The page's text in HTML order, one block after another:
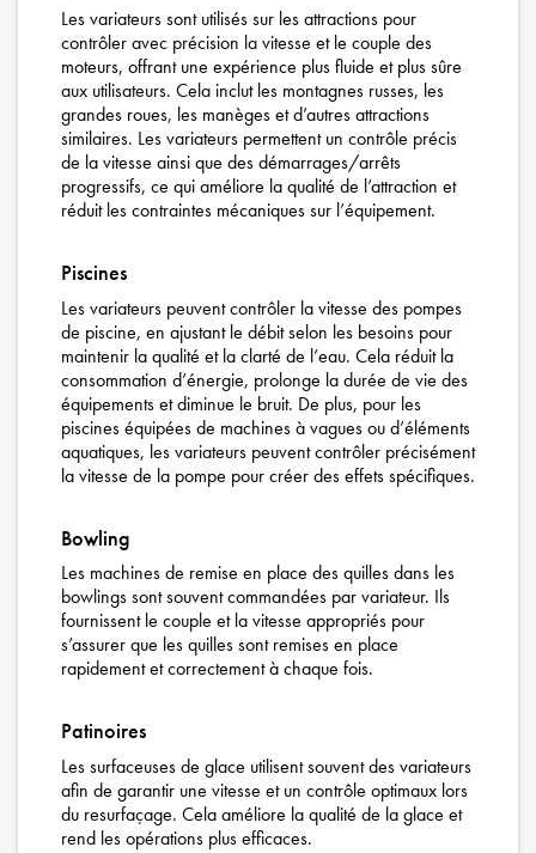
Les variateurs sont utilisés sur les attractions pour
contrôler avec précision la vitesse et le couple des
moteurs, offrant une expérience plus fluide et plus sûre
aux utilisateurs. Cela inclut les montagnes russes, les
grandes roues, les manèges et d’autres attractions
similaires. Les variateurs permettent un contrôle précis
de la vitesse ainsi que des démarrages/arrêts
progressifs, ce qui améliore la qualité de l’attraction et
réduit les contraintes mécaniques sur l’équipement.
Piscines
Les variateurs peuvent contrôler la vitesse des pompes
de piscine, en ajustant le débit selon les besoins pour
maintenir la qualité et la clarté de l’eau. Cela réduit la
consommation d’énergie, prolonge la durée de vie des
équipements et diminue le bruit. De plus, pour les
piscines équipées de machines à vagues ou d’éléments
aquatiques, les variateurs peuvent contrôler précisément
la vitesse de la pompe pour créer des effets spécifiques.
Bowling
Les machines de remise en place des quilles dans les
bowlings sont souvent commandées par variateur. Ils
fournissent le couple et la vitesse appropriés pour
s’assurer que les quilles sont remises en place
rapidement et correctement à chaque fois.
Patinoires
Les surfaceuses de glace utilisent souvent des variateurs
afin de garantir une vitesse et un contrôle optimaux lors
du resurfaçage. Cela améliore la qualité de la glace et
rend les opérations plus efficaces.